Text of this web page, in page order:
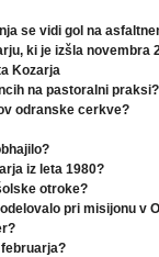
se vidi gol na
ki je izšla novembra
Kozarja
na pastoralni praksi?
odranske cerkve?
iz leta 1980?
otroke?
pri misijonu v
februarja?